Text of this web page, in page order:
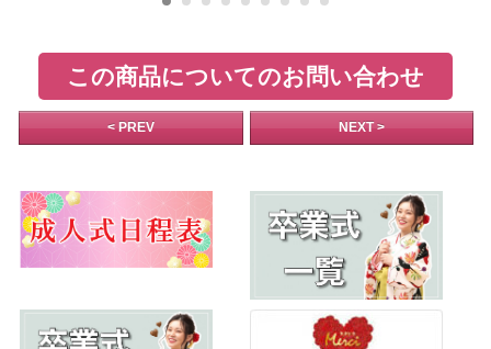
この商品についてのお問い合わせ
< PREV NEXT >